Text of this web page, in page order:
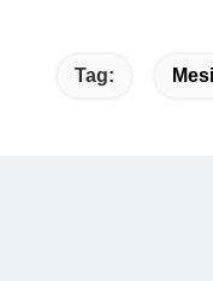
Tag: